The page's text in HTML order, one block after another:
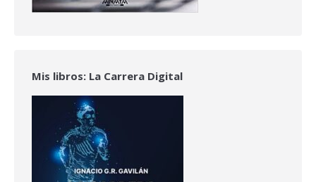
Mis libros: La Carrera Digital